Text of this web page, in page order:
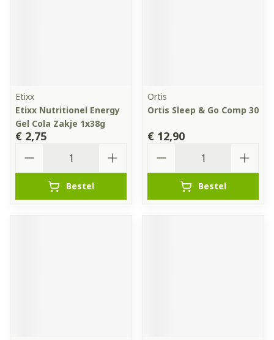
Etixx
Etixx Nutritionel Energy
Gel Cola Zakje 1x38g
€ 2,75
Bestel
Ortis
Ortis Sleep & Go Comp 30
€ 12,90
Bestel